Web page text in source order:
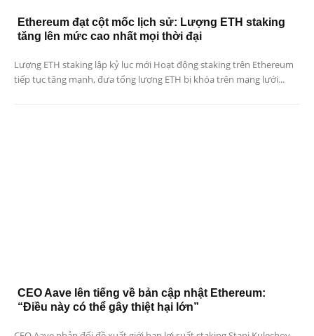
Ethereum đạt cột mốc lịch sử: Lượng ETH staking
tăng lên mức cao nhất mọi thời đại
Lượng ETH staking lập kỷ lục mới Hoạt động staking trên Ethereum
tiếp tục tăng mạnh, đưa tổng lượng ETH bị khóa trên mạng lưới...
CEO Aave lên tiếng về bản cập nhật Ethereum:
“Điều này có thể gây thiệt hại lớn”